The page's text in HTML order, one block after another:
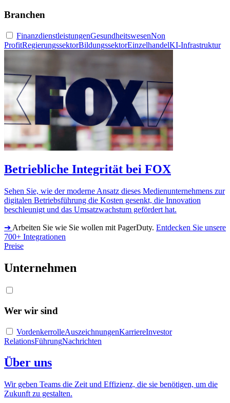
Branchen
FinanzdienstleistungenGesundheitswesenNon
ProfitRegierungssektorBildungssektorEinzelhandelKI-Infrastruktur
Betriebliche Integrität bei FOX
Sehen Sie, wie der moderne Ansatz dieses Medienunternehmens zur
digitalen Betriebsführung die Kosten gesenkt, die Innovation
beschleunigt und das Umsatzwachstum gefördert hat.
➔ Arbeiten Sie wie Sie wollen mit PagerDuty. Entdecken Sie unsere
700+ Integrationen
Preise
Unternehmen
Wer wir sind
VordenkerrolleAuszeichnungenKarriereInvestor
RelationsFührungNachrichten
Über uns
Wir geben Teams die Zeit und Effizienz, die sie benötigen, um die
Zukunft zu gestalten.